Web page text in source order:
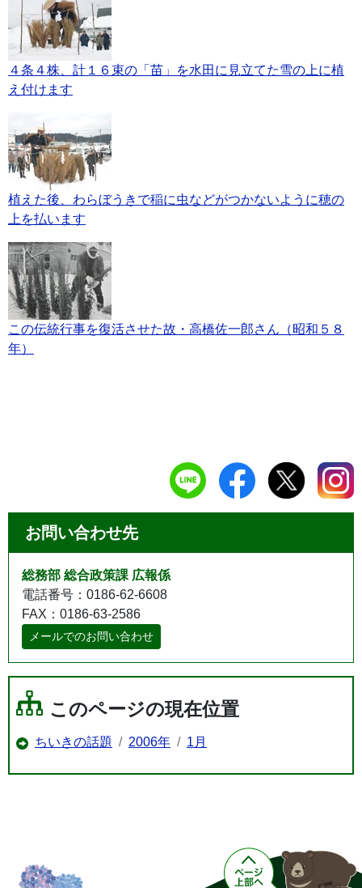
４条４株、計１６束の「苗」を水田に見立てた雪の上に植
え付けます
植えた後、わらぼうきで稲に虫などがつかないように穂の
上を払います
この伝統行事を復活させた故・高橋佐一郎さん（昭和５８
年）
お問い合わせ先
総務部 総合政策課 広報係
電話番号：0186-62-6608
FAX：0186-63-2586
メールでのお問い合わせ
このページの現在位置
ちいきの話題 2006年 1月